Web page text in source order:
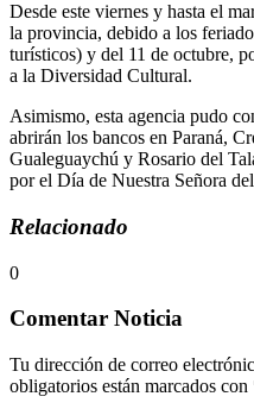
Desde este viernes y hasta el
la provincia, debido a los
turísticos) y del 11 de octubre,
a la Diversidad Cultural.
Asimismo, esta agencia pudo
abrirán los bancos en Paraná,
Gualeguaychú y Rosario del
por el Día de Nuestra Señora
Relacionado
0
Comentar Noticia
Tu dirección de correo
obligatorios están marcados con